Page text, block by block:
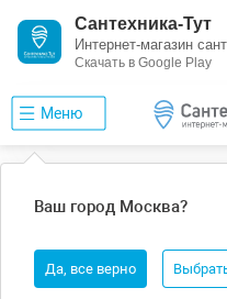
Сантехника-Тут
Интернет-магазин
Скачать в Google Play
Меню
Ваш город Москва?
Да, все верно
Люстра Lussole Presidio